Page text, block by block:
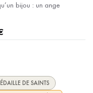
bijou : un ange
DE SAINTS